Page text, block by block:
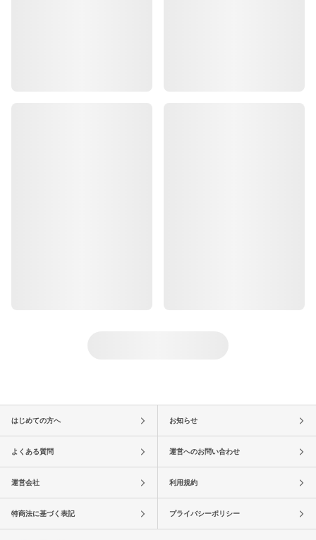
はじめての方へ お知らせ
よくある質問 運営へのお問い合わせ
運営会社 利用規約
特商法に基づく表記 プライバシーポリシー